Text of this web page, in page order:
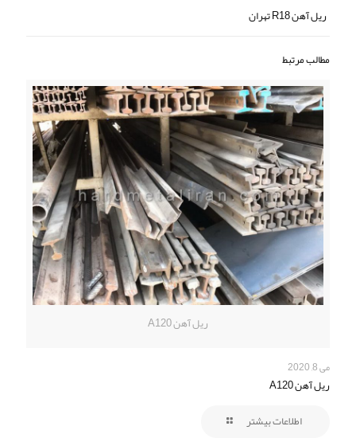
ریل آهن R18 تهران
مطالب مرتبط
ریل آهن A120
می 8, 2020
ریل آهن A120
اطلاعات بیشتر